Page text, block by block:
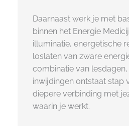
Daarnaast werk je met
binnen het Energie
illuminatie, energetische
loslaten van zware
combinatie van
inwijdingen ontstaat stap
diepere verbinding met
waarin je werkt.